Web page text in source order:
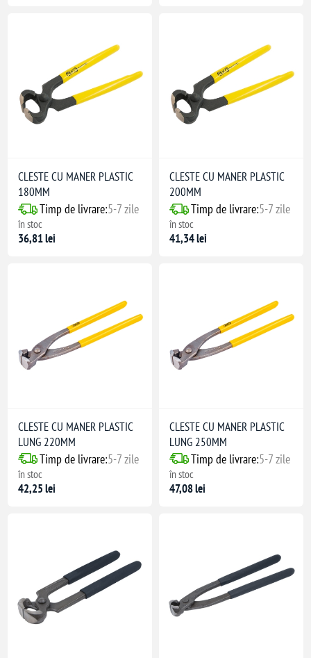
CLESTE CU MANER PLASTIC
180MM
Timp de livrare:5-7 zile
în stoc
36,81 lei
CLESTE CU MANER PLASTIC
200MM
Timp de livrare:5-7 zile
în stoc
41,34 lei
CLESTE CU MANER PLASTIC
LUNG 220MM
Timp de livrare:5-7 zile
în stoc
42,25 lei
CLESTE CU MANER PLASTIC
LUNG 250MM
Timp de livrare:5-7 zile
în stoc
47,08 lei